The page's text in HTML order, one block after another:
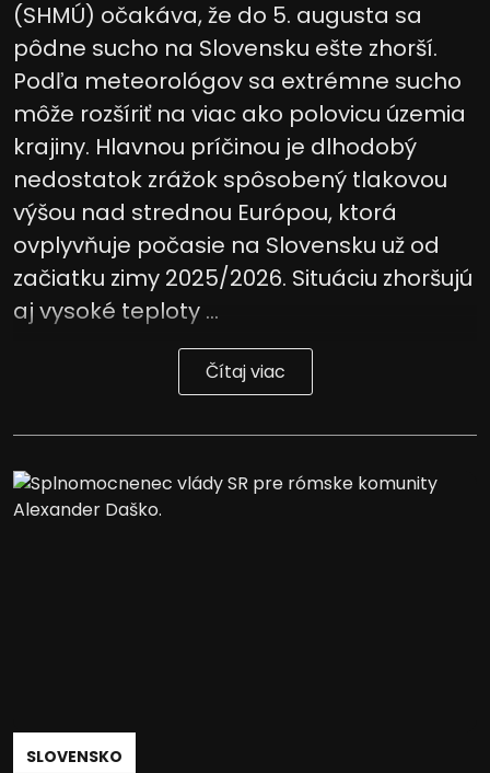
(SHMÚ) očakáva, že do 5. augusta sa
pôdne sucho na Slovensku ešte zhorší.
Podľa meteorológov sa extrémne sucho
môže rozšíriť na viac ako polovicu územia
krajiny. Hlavnou príčinou je dlhodobý
nedostatok zrážok spôsobený tlakovou
výšou nad strednou Európou, ktorá
ovplyvňuje počasie na Slovensku už od
začiatku zimy 2025/2026. Situáciu zhoršujú
aj vysoké teploty ...
Čítaj viac
SLOVENSKO